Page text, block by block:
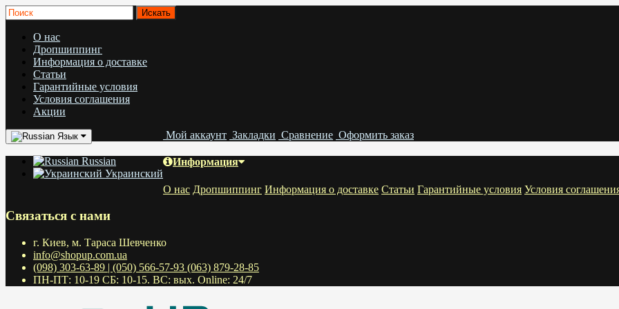
О нас
Дропшиппинг
Информация о доставке
Статьи
Гарантийные условия
Условия соглашения
Акции
Мой аккаунт Закладки Сравнение Оформить заказ
Язык
Russian
Украинский
Информация
О нас Дропшиппинг Информация о доставке Статьи Гарантийные условия Условия
Связаться с нами
г. Киев, м. Тараса Шевченко
info@shopup.com.ua
(098) 303-63-89 | (050) 566-57-93 (063) 879-28-85
ПН-ПТ: 10-19 СБ: 10-15. ВС: вых. Online: 24/7